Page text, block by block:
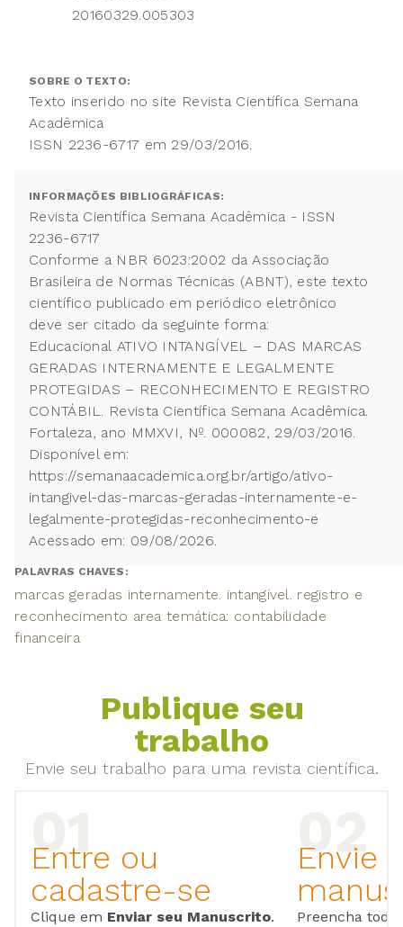
20160329.005303
SOBRE O TEXTO:
Texto inserido no site Revista Científica Semana
Acadêmica
ISSN 2236-6717 em 29/03/2016.
INFORMAÇÕES BIBLIOGRÁFICAS:
Revista Científica Semana Acadêmica - ISSN
2236-6717
Conforme a NBR 6023:2002 da Associação
Brasileira de Normas Técnicas (ABNT), este texto
científico publicado em periódico eletrônico
deve ser citado da seguinte forma:
Educacional ATIVO INTANGÍVEL – DAS MARCAS
GERADAS INTERNAMENTE E LEGALMENTE
PROTEGIDAS – RECONHECIMENTO E REGISTRO
CONTÁBIL. Revista Científica Semana Acadêmica.
Fortaleza, ano MMXVI, Nº. 000082, 29/03/2016.
Disponível em:
https://semanaacademica.org.br/artigo/ativo-
intangivel-das-marcas-geradas-internamente-e-
legalmente-protegidas-reconhecimento-e
Acessado em: 09/08/2026.
PALAVRAS CHAVES:
marcas geradas internamente. intangível. registro e
reconhecimento area temática: contabilidade
financeira
Publique seu
trabalho
Envie seu trabalho para uma revista científica.
Entre ou
cadastre-se
Clique em Enviar seu Manuscrito.
Envie
Preencha